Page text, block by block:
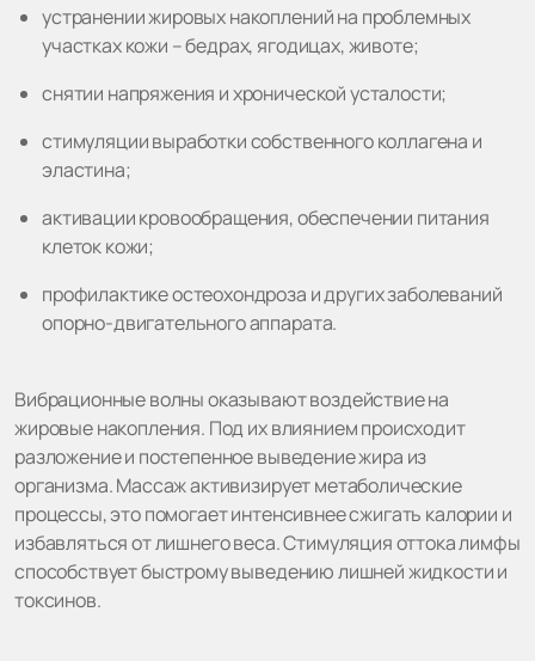
устранении жировых накоплений на проблемных
участках кожи – бедрах, ягодицах, животе;
снятии напряжения и хронической усталости;
стимуляции выработки собственного коллагена и
эластина;
активации кровообращения, обеспечении питания
клеток кожи;
профилактике остеохондроза и других заболеваний
опорно-двигательного аппарата.
Вибрационные волны оказывают воздействие на
жировые накопления. Под их влиянием происходит
разложение и постепенное выведение жира из
организма. Массаж активизирует метаболические
процессы, это помогает интенсивнее сжигать калории и
избавляться от лишнего веса. Стимуляция оттока лимфы
способствует быстрому выведению лишней жидкости и
токсинов.